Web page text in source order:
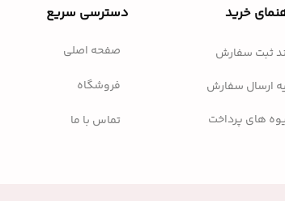
خرید
ثبت سفارش
ارسال سفارش
های پرداخت
دسترسی سریع
صفحه اصلی
فروشگاه
تماس با ما